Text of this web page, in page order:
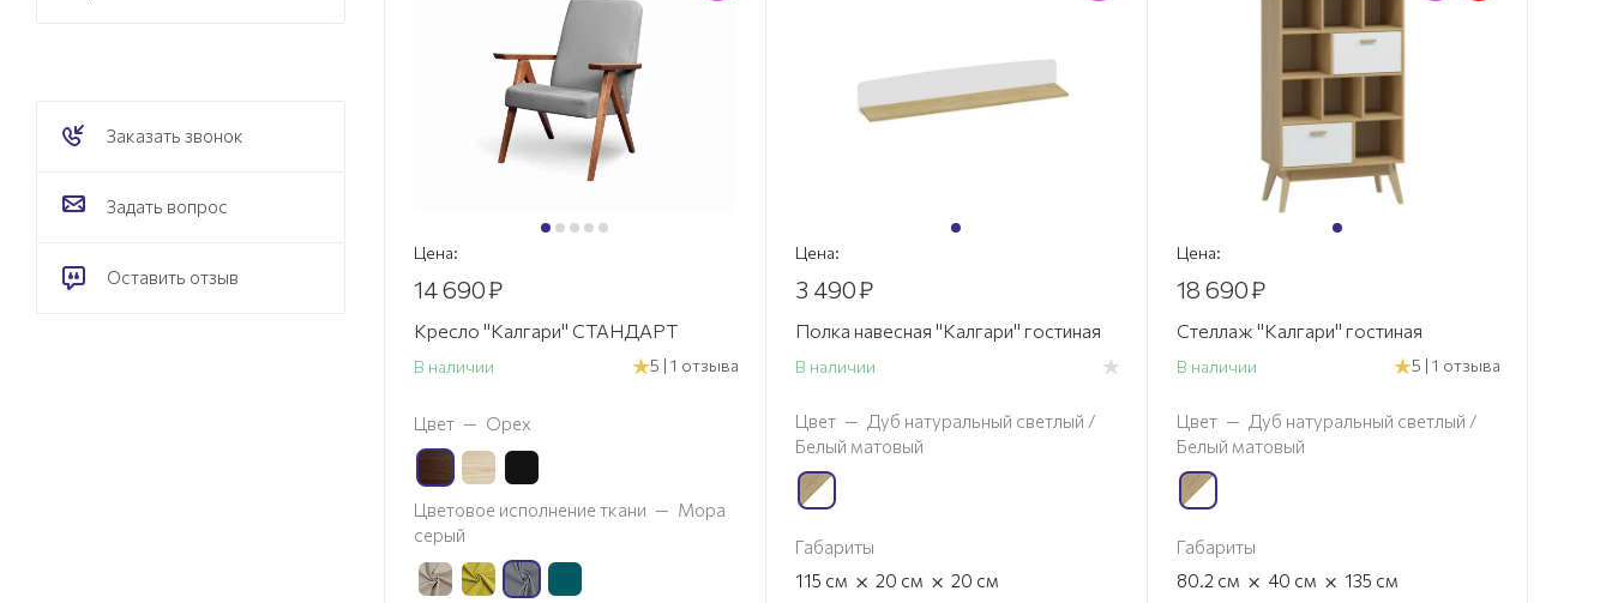
Цена:
14 690₽
Кресло "Калгари" СТАНДАРТ
В наличии 5 | 1 отзыва
Цвет — Орех
Цветовое исполнение ткани — Мора
серый
Цена:
3 490₽
Полка навесная "Калгари" гостиная
В наличии
Цвет — Дуб натуральный светлый /
Белый матовый
Габариты
115 см × 20 см × 20 см
Цена:
18 690₽
Стеллаж "Калгари" гостиная
В наличии 5 | 1 отзыва
Цвет — Дуб натуральный светлый /
Белый матовый
Габариты
80.2 см × 40 см × 135 см
Заказать звонок
Задать вопрос
Оставить отзыв